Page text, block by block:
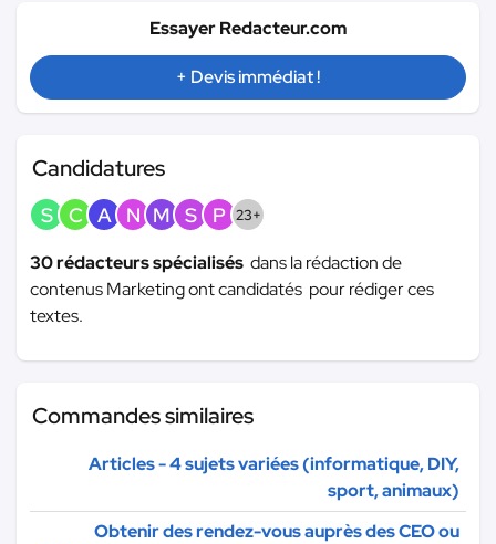
Essayer Redacteur.com
+ Devis immédiat !
Candidatures
S C A N M S P 23+
30 rédacteurs spécialisés dans la rédaction de
contenus Marketing ont candidatés pour rédiger ces
textes.
Commandes similaires
Articles - 4 sujets variées (informatique, DIY,
sport, animaux)
Obtenir des rendez-vous auprès des CEO ou